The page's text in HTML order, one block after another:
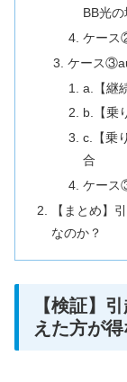
BB光の
ケース
ケース
a.【継
b.【乗
c.【乗
合
ケース
【まとめ】
なのか？
【検証】
えた方が